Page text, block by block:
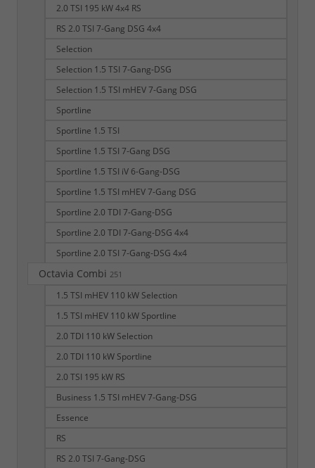
2.0 TSI 195 kW 4x4 RS
RS 2.0 TSI 7-Gang DSG 4x4
Selection
Selection 1.5 TSI 7-Gang-DSG
Selection 1.5 TSI mHEV 7-Gang DSG
Sportline
Sportline 1.5 TSI
Sportline 1.5 TSI 7-Gang DSG
Sportline 1.5 TSI iV 6-Gang-DSG
Sportline 1.5 TSI mHEV 7-Gang DSG
Sportline 2.0 TDI 7-Gang-DSG
Sportline 2.0 TDI 7-Gang-DSG 4x4
Sportline 2.0 TSI 7-Gang-DSG 4x4
Octavia Combi 251
1.5 TSI mHEV 110 kW Selection
1.5 TSI mHEV 110 kW Sportline
2.0 TDI 110 kW Selection
2.0 TDI 110 kW Sportline
2.0 TSI 195 kW RS
Business 1.5 TSI mHEV 7-Gang-DSG
Essence
RS
RS 2.0 TSI 7-Gang-DSG